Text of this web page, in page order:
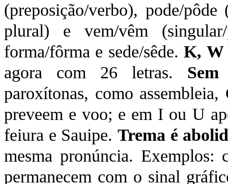
(preposição/verbo), pode/
plural) e vem/vêm
forma/fôrma e sede/sêde.K, W
agora com 26 letras. Sem
paroxítonas, como
preveem e voo; e em I ou U
feiura e Sauipe. Trema é
mesma pronúncia.
permanecem com o sinal